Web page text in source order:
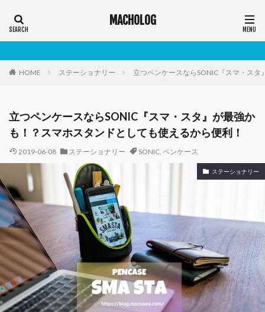
MACHOLOG
HOME ステーショナリー 立つペンケースならSONIC『スマ・ス
立つペンケースならSONIC『スマ・スタ』が最強か
も！？スマホスタンドとしても使えるから便利！
2019-06-08 ステーショナリー SONIC, ペンケース
ステーショナリー